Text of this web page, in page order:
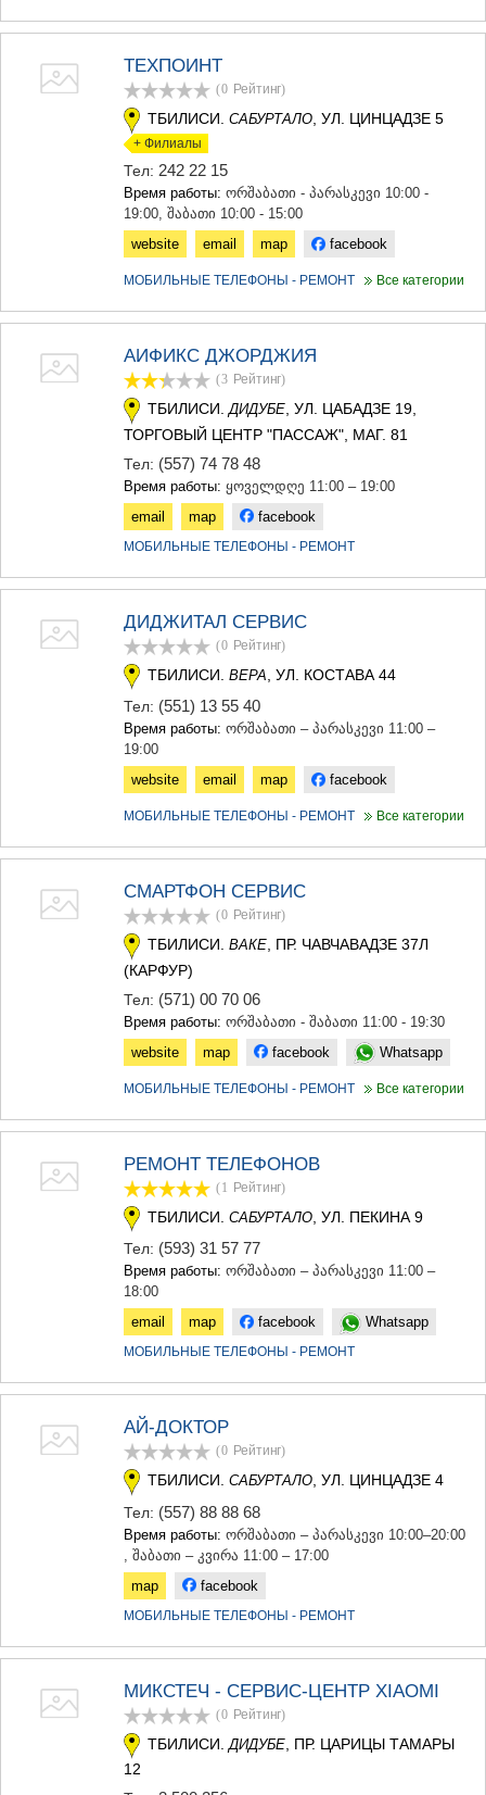
ТЕХПОИНТ
(0 Рейтинг)
ТБИЛИСИ. САБУРТАЛО, УЛ. ЦИНЦАДЗЕ 5
+ Филиалы
Тел: 242 22 15
Время работы: ორშაბათი - პარასკევი 10:00 -
19:00, შაბათი 10:00 - 15:00
website
email map facebook
МОБИЛЬНЫЕ ТЕЛЕФОНЫ - РЕМОНТ Все категории
АИФИКС ДЖОРДЖИЯ
(3 Рейтинг)
ТБИЛИСИ. ДИДУБЕ , УЛ. ЦАБАДЗЕ 19,
ТОРГОВЫЙ ЦЕНТР "ПАССАЖ", МАГ. 81
Тел: (557) 74 78 48
Время работы: ყოველდღე 11:00 – 19:00
email
map facebook
МОБИЛЬНЫЕ ТЕЛЕФОНЫ - РЕМОНТ
ДИДЖИТАЛ СЕРВИС
(0 Рейтинг)
ТБИЛИСИ. ВЕРА , УЛ. КОСТАВА 44
Тел: (551) 13 55 40
Время работы: ორშაბათი – პარასკევი 11:00 –
19:00
website
email map facebook
МОБИЛЬНЫЕ ТЕЛЕФОНЫ - РЕМОНТ Все категории
СМАРТФОН СЕРВИС
(0 Рейтинг)
ТБИЛИСИ. ВАКЕ , ПР. ЧАВЧАВАДЗЕ 37Л
(КАРФУР)
Тел: (571) 00 70 06
Время работы: ორშაბათი - შაბათი 11:00 - 19:30
website
map facebook Whatsapp
МОБИЛЬНЫЕ ТЕЛЕФОНЫ - РЕМОНТ Все категории
РЕМОНТ ТЕЛЕФОНОВ
(1 Рейтинг)
ТБИЛИСИ. САБУРТАЛО , УЛ. ПЕКИНА 9
Тел: (593) 31 57 77
Время работы: ორშაბათი – პარასკევი 11:00 –
18:00
email
map facebook Whatsapp
МОБИЛЬНЫЕ ТЕЛЕФОНЫ - РЕМОНТ
АЙ-ДОКТОР
(0 Рейтинг)
ТБИЛИСИ. САБУРТАЛО, УЛ. ЦИНЦАДЗЕ 4
Тел: (557) 88 88 68
Время работы: ორშაბათი – პარასკევი 10:00–20:00
, შაბათი – კვირა 11:00 – 17:00
map
facebook
МОБИЛЬНЫЕ ТЕЛЕФОНЫ - РЕМОНТ
МИКСТЕЧ - СЕРВИС-ЦЕНТР XIAOMI
(0 Рейтинг)
ТБИЛИСИ. ДИДУБЕ , ПР. ЦАРИЦЫ ТАМАРЫ
12